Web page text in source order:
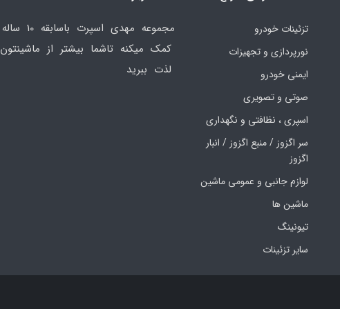
تزئینات خودرو
نورپردازی و تجهیزات
ایمنی خودرو
صوتی و تصویری
اسپری ، نظافتی و نگهداری
سر اگزوز / منبع اگزوز / انبار
اگزوز
لوازم جانبی و عمومی ماشین
ماشین ها
تیونینگ
سایر تزئینات
مجموعه مهدی اسپرت باسابقه 10 ساله
کمک میکنه تاشما بیشتر از ماشینتون
لذت ببرید